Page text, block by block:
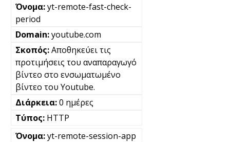
yt-remote-fast-check-
period
youtube.com
Αποθηκεύει τις
προτιμήσεις του αναπαραγωγό
βίντεο στο ενσωματωμένο
βίντεο του Youtube.
0 ημέρες
HTTP
yt-remote-session-app